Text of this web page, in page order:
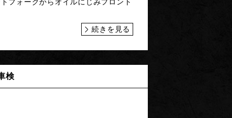
フォークからオイルにじみフロント
続きを見る
検